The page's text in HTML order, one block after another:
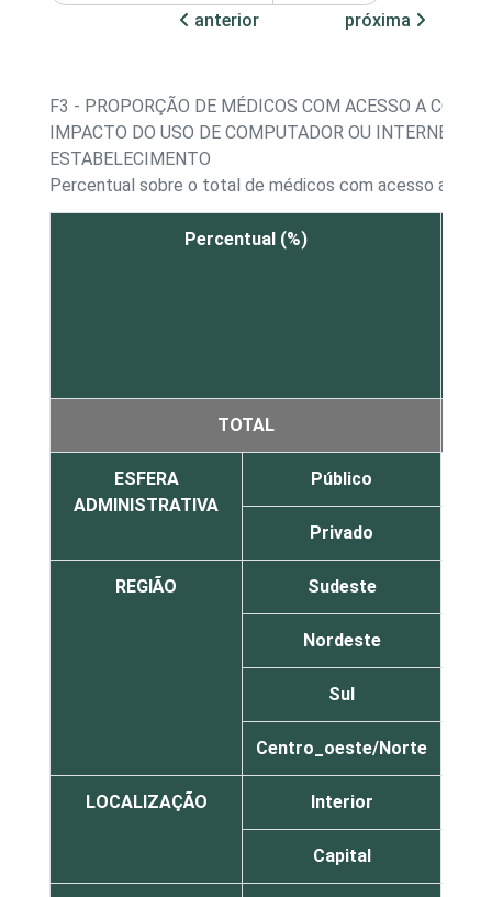
anterior
próxima
F3 - PROPORÇÃO DE MÉDICOS COM ACESSO A
IMPACTO DO USO DE COMPUTADOR OU INTERNET
ESTABELECIMENTO
Percentual sobre o total de médicos com acesso a
Percentual (%)
TOTAL
ESFERA
ADMINISTRATIVA
Público
Privado
REGIÃO Sudeste
Nordeste
Sul
Centro_oeste/Norte
LOCALIZAÇÃO Interior
Capital